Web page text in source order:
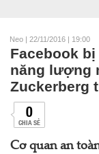
Neo | 22/11/2016 | 19:00
Facebook
năng lượng
Zuckerberg
0
CHIA SẺ
Cơ quan an